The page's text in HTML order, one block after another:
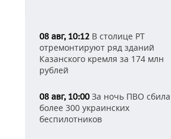
08 авг, 10:12 В столице РТ
отремонтируют ряд зданий
Казанского кремля за 174 млн
рублей
08 авг, 10:00За ночь ПВО сбила
более 300 украинских
беспилотников